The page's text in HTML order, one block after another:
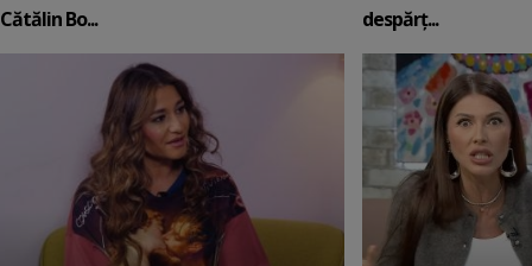
Cătălin Bo...
despărț...